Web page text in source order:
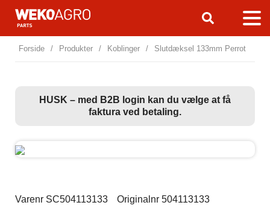
Forside / Produkter / Koblinger / Slutdæksel 133mm Perrot
HUSK – med B2B login kan du vælge at få
faktura ved betaling.
Varenr SC504113133 Originalnr 504113133